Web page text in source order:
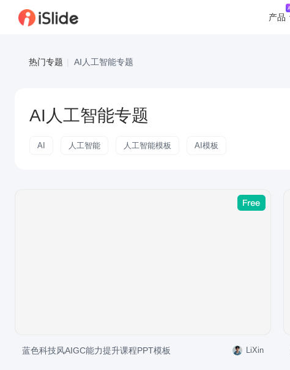
产品
热门专题 AI人工智能专题
AI人工智能专题
AI 人工智能 人工智能模板 AI模板
蓝色科技风AIGC能力提升课程PPT模板 LiXin